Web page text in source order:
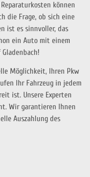
können
die Frage, ob sich eine
ist es sinnvoller, das
ein Auto mit einem
Möglichkeit, Ihren Pkw
Ihr Fahrzeug in jedem
ist. Unsere Experten
Wir garantieren Ihnen
Auszahlung des